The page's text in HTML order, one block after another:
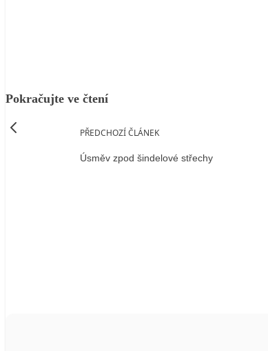
Pokračujte ve čtení
PŘEDCHOZÍ ČLÁNEK
Úsměv zpod šindelové střechy